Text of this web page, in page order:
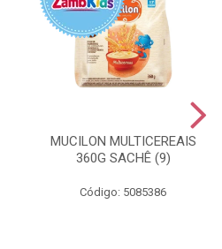
MUCILON MULTICEREAIS
360G SACHÊ (9)
Código: 5085386